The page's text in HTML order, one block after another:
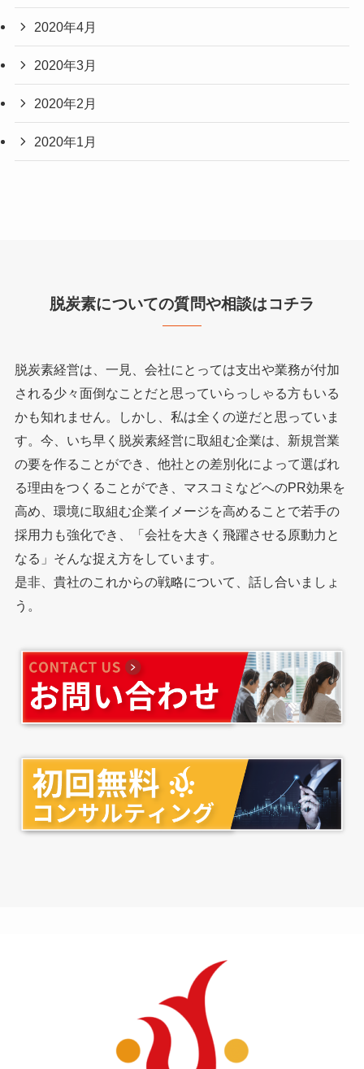
2020年4月
2020年3月
2020年2月
2020年1月
脱炭素についての質問や相談はコチラ
脱炭素経営は、一見、会社にとっては支出や業務が付加
される少々面倒なことだと思っていらっしゃる方もいる
かも知れません。しかし、私は全くの逆だと思っていま
す。今、いち早く脱炭素経営に取組む企業は、新規営業
の要を作ることができ、他社との差別化によって選ばれ
る理由をつくることができ、マスコミなどへのPR効果を
高め、環境に取組む企業イメージを高めることで若手の
採用力も強化でき、「会社を大きく飛躍させる原動力と
なる」そんな捉え方をしています。
是非、貴社のこれからの戦略について、話し合いましょ
う。